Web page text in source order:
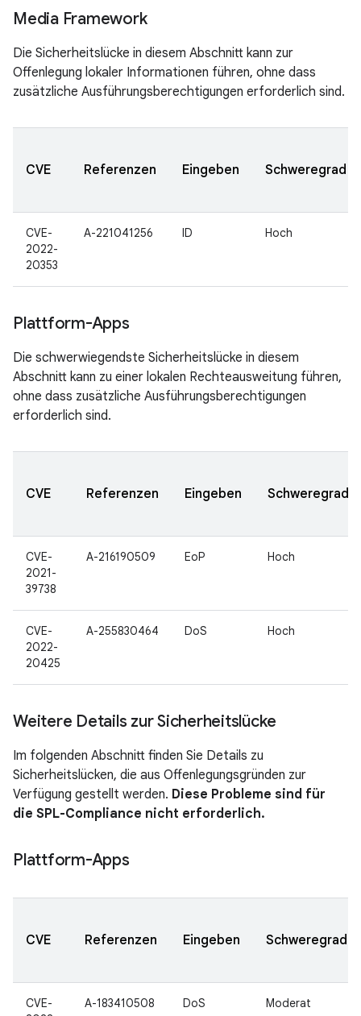
Media Framework
Die Sicherheitslücke in diesem Abschnitt kann zur
Offenlegung lokaler Informationen führen, ohne dass
zusätzliche Ausführungsberechtigungen erforderlich sind.
CVE Referenzen Eingeben Schweregrad
CVE-
2022-
20353
A-221041256 ID Hoch
Plattform-Apps
Die schwerwiegendste Sicherheitslücke in diesem
Abschnitt kann zu einer lokalen Rechteausweitung führen,
ohne dass zusätzliche Ausführungsberechtigungen
erforderlich sind.
CVE Referenzen Eingeben Schweregrad
CVE-
2021-
39738
A-216190509 EoP Hoch
CVE-
2022-
20425
A-255830464 DoS Hoch
Weitere Details zur Sicherheitslücke
Im folgenden Abschnitt finden Sie Details zu
Sicherheitslücken, die aus Offenlegungsgründen zur
Verfügung gestellt werden. Diese Probleme sind für
die SPL-Compliance nicht erforderlich.
Plattform-Apps
CVE Referenzen Eingeben Schweregrad
CVE-
A-183410508 DoS Moderat